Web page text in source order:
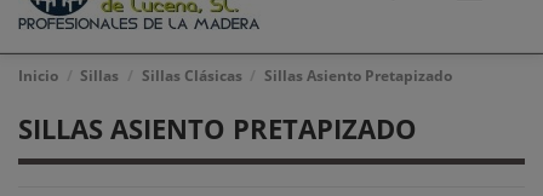
Inicio Sillas Sillas Clásicas Sillas Asiento Pretapizado
SILLAS ASIENTO PRETAPIZADO